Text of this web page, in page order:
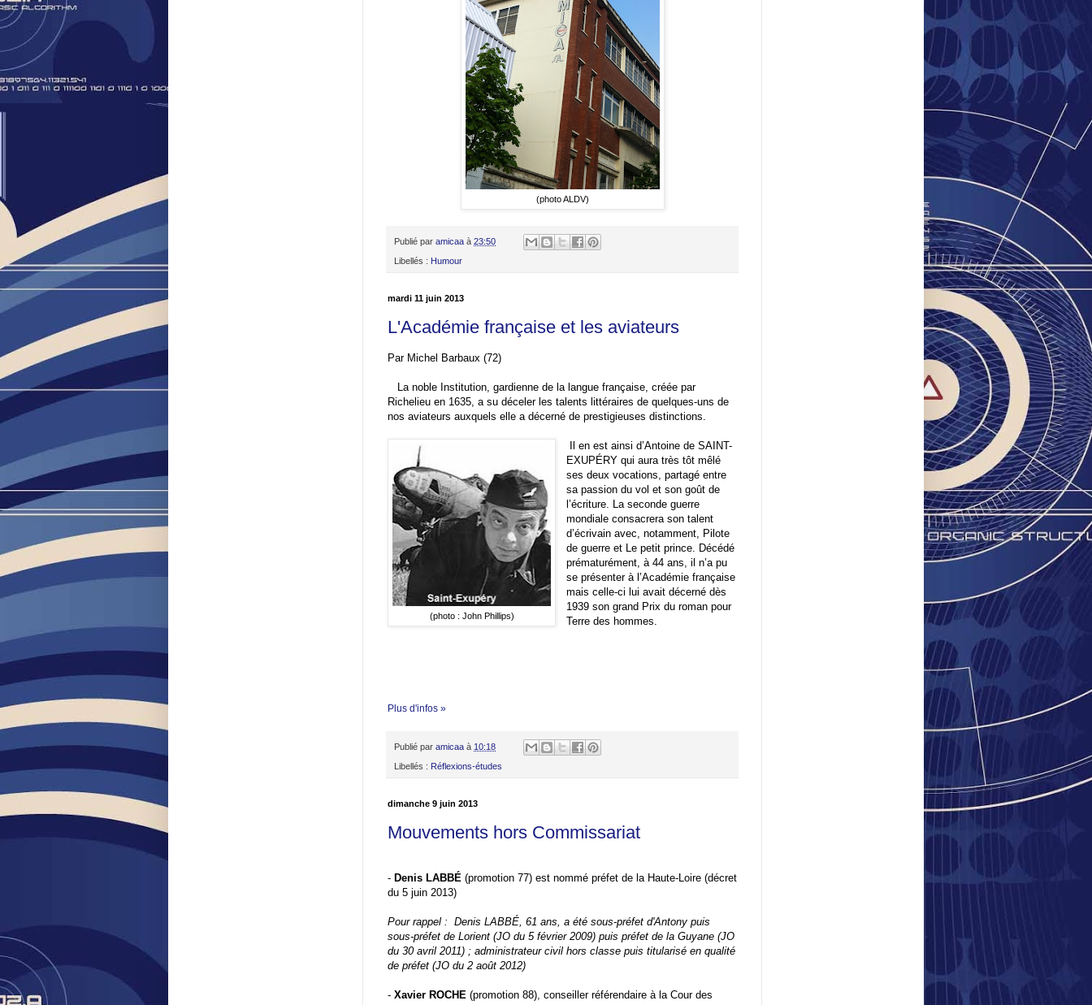
(photo ALDV)
Publié par amicaa à 23:50
Libellés : Humour
mardi 11 juin 2013
L'Académie française et les aviateurs
Par Michel Barbaux (72)
La noble Institution, gardienne de la langue française, créée par
Richelieu en 1635, a su déceler les talents littéraires de quelques-uns de
nos aviateurs auxquels elle a décerné de prestigieuses distinctions.
(photo : John Phillips)
Il en est ainsi d’Antoine de SAINT-
EXUPÉRY qui aura très tôt mêlé
ses deux vocations, partagé entre
sa passion du vol et son goût de
l’écriture. La seconde guerre
mondiale consacrera son talent
d’écrivain avec, notamment, Pilote
de guerre et Le petit prince. Décédé
prématurément, à 44 ans, il n’a pu
se présenter à l’Académie française
mais celle-ci lui avait décerné dès
1939 son grand Prix du roman pour
Terre des hommes.
Plus d'infos »
Publié par amicaa à 10:18
Libellés : Réflexions-études
dimanche 9 juin 2013
Mouvements hors Commissariat
- Denis LABBÉ (promotion 77) est nommé préfet de la Haute-Loire (décret
du 5 juin 2013)
Pour rappel : Denis LABBÉ, 61 ans, a été sous-préfet d'Antony puis
sous-préfet de Lorient (JO du 5 février 2009) puis préfet de la Guyane (JO
du 30 avril 2011) ; administrateur civil hors classe puis titularisé en qualité
de préfet (JO du 2 août 2012)
- Xavier ROCHE (promotion 88), conseiller référendaire à la Cour des